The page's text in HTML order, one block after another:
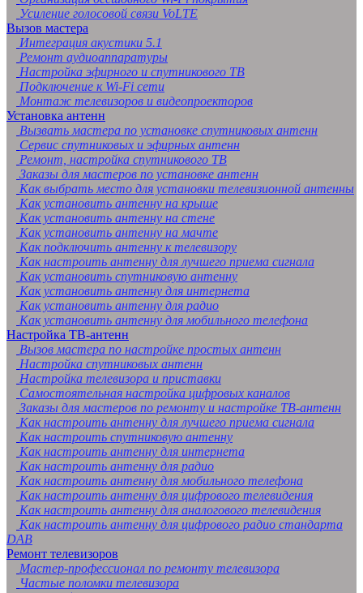
Усиление голосовой связи VoLTE
Вызов мастера
Интеграция акустики 5.1
Ремонт аудиоаппаратуры
Настройка эфирного и спутникового ТВ
Подключение к Wi-Fi сети
Монтаж телевизоров и видеопроекторов
Установка антенн
Вызвать мастера по установке спутниковых антенн
Сервис спутниковых и эфирных антенн
Ремонт, настройка спутникового ТВ
Заказы для мастеров по установке антенн
Как выбрать место для установки телевизионной антенны
Как установить антенну на крыше
Как установить антенну на стене
Как установить антенну на мачте
Как подключить антенну к телевизору
Как настроить антенну для лучшего приема сигнала
Как установить спутниковую антенну
Как установить антенну для интернета
Как установить антенну для радио
Как установить антенну для мобильного телефона
Настройка ТВ-антенн
Вызов мастера по настройке простых антенн
Настройка спутниковых антенн
Настройка телевизора и приставки
Самостоятельная настройка цифровых каналов
Заказы для мастеров по ремонту и настройке ТВ-антенн
Как настроить антенну для лучшего приема сигнала
Как настроить спутниковую антенну
Как настроить антенну для интернета
Как настроить антенну для радио
Как настроить антенну для мобильного телефона
Как настроить антенну для цифрового телевидения
Как настроить антенну для аналогового телевидения
Как настроить антенну для цифрового радио стандарта
DAB
Ремонт телевизоров
Мастер-профессионал по ремонту телевизора
Частые поломки телевизора